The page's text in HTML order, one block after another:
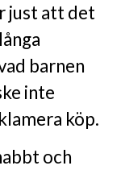
just att det
barnen
inte
köp.
och